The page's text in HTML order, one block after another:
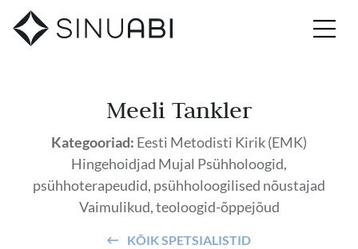
Meeli Tankler
Kategooriad: Eesti Metodisti Kirik (EMK)
Hingehoidjad Mujal Psühholoogid,
psühhoterapeudid, psühholoogilised nõustajad
Vaimulikud, teoloogid-õppejõud
KÕIK SPETSIALISTID